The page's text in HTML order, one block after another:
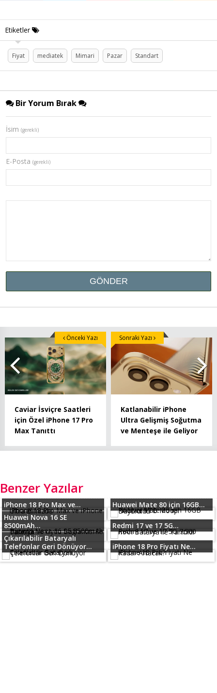
Etiketler
Fiyat mediatek Mimari Pazar Standart
Bir Yorum Bırak
İsim (gerekli)
E-Posta (gerekli)
Caviar İsviçre Saatleri
için Özel iPhone 17 Pro
Max Tanıttı
Önceki Yazı
Katlanabilir iPhone
Ultra Gelişmiş Soğutma
ve Menteşe ile Geliyor
Sonraki Yazı
Benzer Yazılar
iPhone 18 Pro Max ve...
Huawei Mate 80 için 16GB...
Huawei Nova 16 SE
8500mAh...
Redmi 17 ve 17 5G...
Çıkarılabilir Bataryalı
Telefonlar Geri Dönüyor...
iPhone 18 Pro Fiyatı Ne...